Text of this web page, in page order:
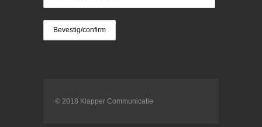
© 2018 Klapper Communicatie